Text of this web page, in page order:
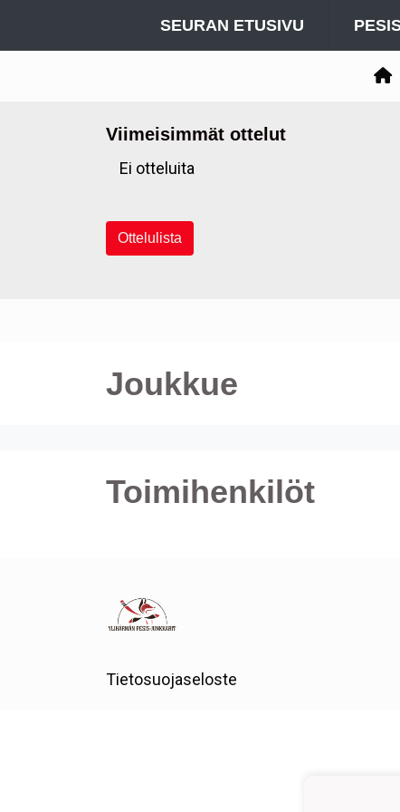
SEURAN ETUSIVU
Viimeisimmät ottelut
Ei otteluita
Ottelulista
Joukkue
Toimihenkilöt
Tietosuojaseloste